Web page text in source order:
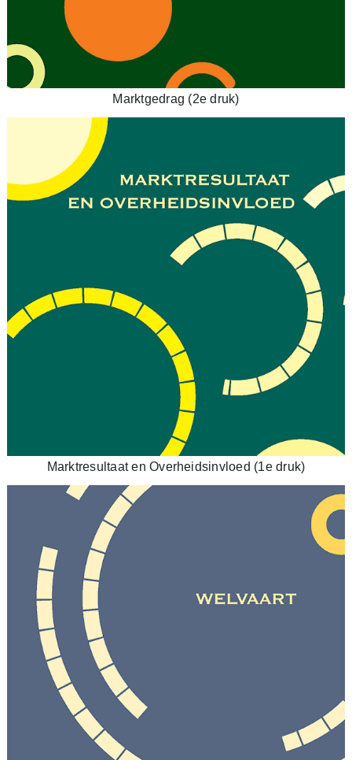
Marktgedrag (2e druk)
Marktresultaat en Overheidsinvloed (1e druk)